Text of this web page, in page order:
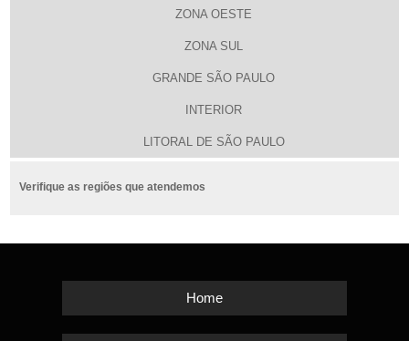
ZONA OESTE
ZONA SUL
GRANDE SÃO PAULO
INTERIOR
LITORAL DE SÃO PAULO
Verifique as regiões que atendemos
Home